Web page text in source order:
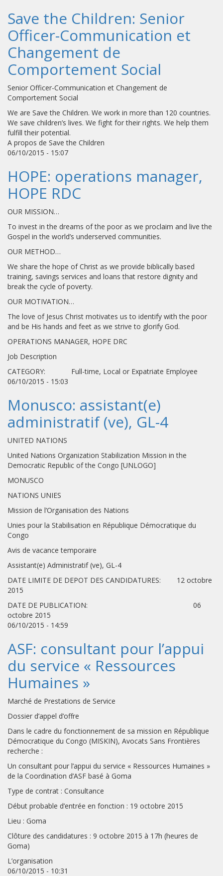
Save the Children: Senior
Officer-Communication et
Changement de
Comportement Social
Senior Officer-Communication et Changement de
Comportement Social
We are Save the Children. We work in more than 120 countries.
We save children’s lives. We fight for their rights. We help them
fulfill their potential.
A propos de Save the Children
06/10/2015 - 15:07
HOPE: operations manager,
HOPE RDC
OUR MISSION…
To invest in the dreams of the poor as we proclaim and live the
Gospel in the world’s underserved communities.
OUR METHOD…
We share the hope of Christ as we provide biblically based
training, savings services and loans that restore dignity and
break the cycle of poverty.
OUR MOTIVATION…
The love of Jesus Christ motivates us to identify with the poor
and be His hands and feet as we strive to glorify God.
OPERATIONS MANAGER, HOPE DRC
Job Description
CATEGORY: Full-time, Local or Expatriate Employee
06/10/2015 - 15:03
Monusco: assistant(e)
administratif (ve), GL-4
UNITED NATIONS
United Nations Organization Stabilization Mission in the
Democratic Republic of the Congo [UNLOGO]
MONUSCO
NATIONS UNIES
Mission de l’Organisation des Nations
Unies pour la Stabilisation en République Démocratique du
Congo
Avis de vacance temporaire
Assistant(e) Administratif (ve), GL-4
DATE LIMITE DE DEPOT DES CANDIDATURES: 12 octobre
2015
DATE DE PUBLICATION: 06
octobre 2015
06/10/2015 - 14:59
ASF: consultant pour l’appui
du service « Ressources
Humaines »
Marché de Prestations de Service
Dossier d’appel d’offre
Dans le cadre du fonctionnement de sa mission en République
Démocratique du Congo (MISKIN), Avocats Sans Frontières
recherche :
Un consultant pour l’appui du service « Ressources Humaines »
de la Coordination d’ASF basé à Goma
Type de contrat : Consultance
Début probable d’entrée en fonction : 19 octobre 2015
Lieu : Goma
Clôture des candidatures : 9 octobre 2015 à 17h (heures de
Goma)
L’organisation
06/10/2015 - 10:31